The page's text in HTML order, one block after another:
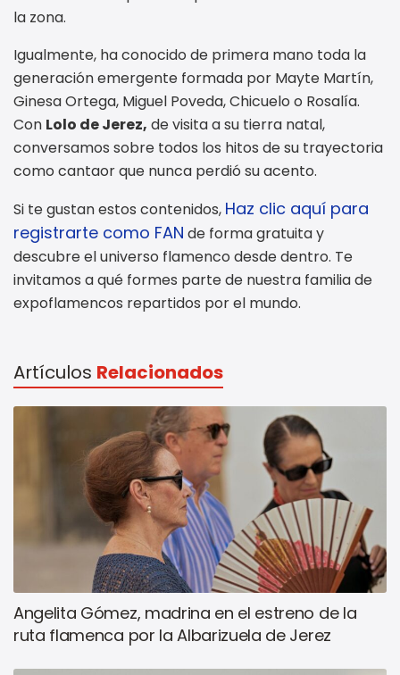
la zona.
Igualmente, ha conocido de primera mano toda la
generación emergente formada por Mayte Martín,
Ginesa Ortega, Miguel Poveda, Chicuelo o Rosalía.
Con Lolo de Jerez, de visita a su tierra natal,
conversamos sobre todos los hitos de su trayectoria
como cantaor que nunca perdió su acento.
Si te gustan estos contenidos, Haz clic aquí para
registrarte como FAN de forma gratuita y
descubre el universo flamenco desde dentro. Te
invitamos a qué formes parte de nuestra familia de
expoflamencos repartidos por el mundo.
Artículos Relacionados
Angelita Gómez, madrina en el estreno de la
ruta flamenca por la Albarizuela de Jerez